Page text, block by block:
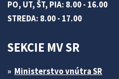
PO, UT, ŠT, PIA: 8.00 - 16.00
STREDA: 8.00 - 17.00
SEKCIE MV SR
Ministerstvo vnútra SR